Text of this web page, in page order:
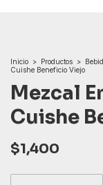
Inicio > Productos >
Cuishe Beneficio Viejo
Mezcal
Cuishe
$1,400